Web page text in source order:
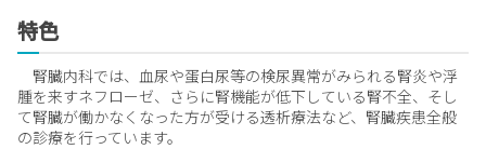
特色
腎臓内科では、血尿や蛋白尿等の検尿異常がみられる腎炎や浮
腫を来すネフローゼ、さらに腎機能が低下している腎不全、そし
て腎臓が働かなくなった方が受ける透析療法など、腎臓疾患全般
の診療を行っています。